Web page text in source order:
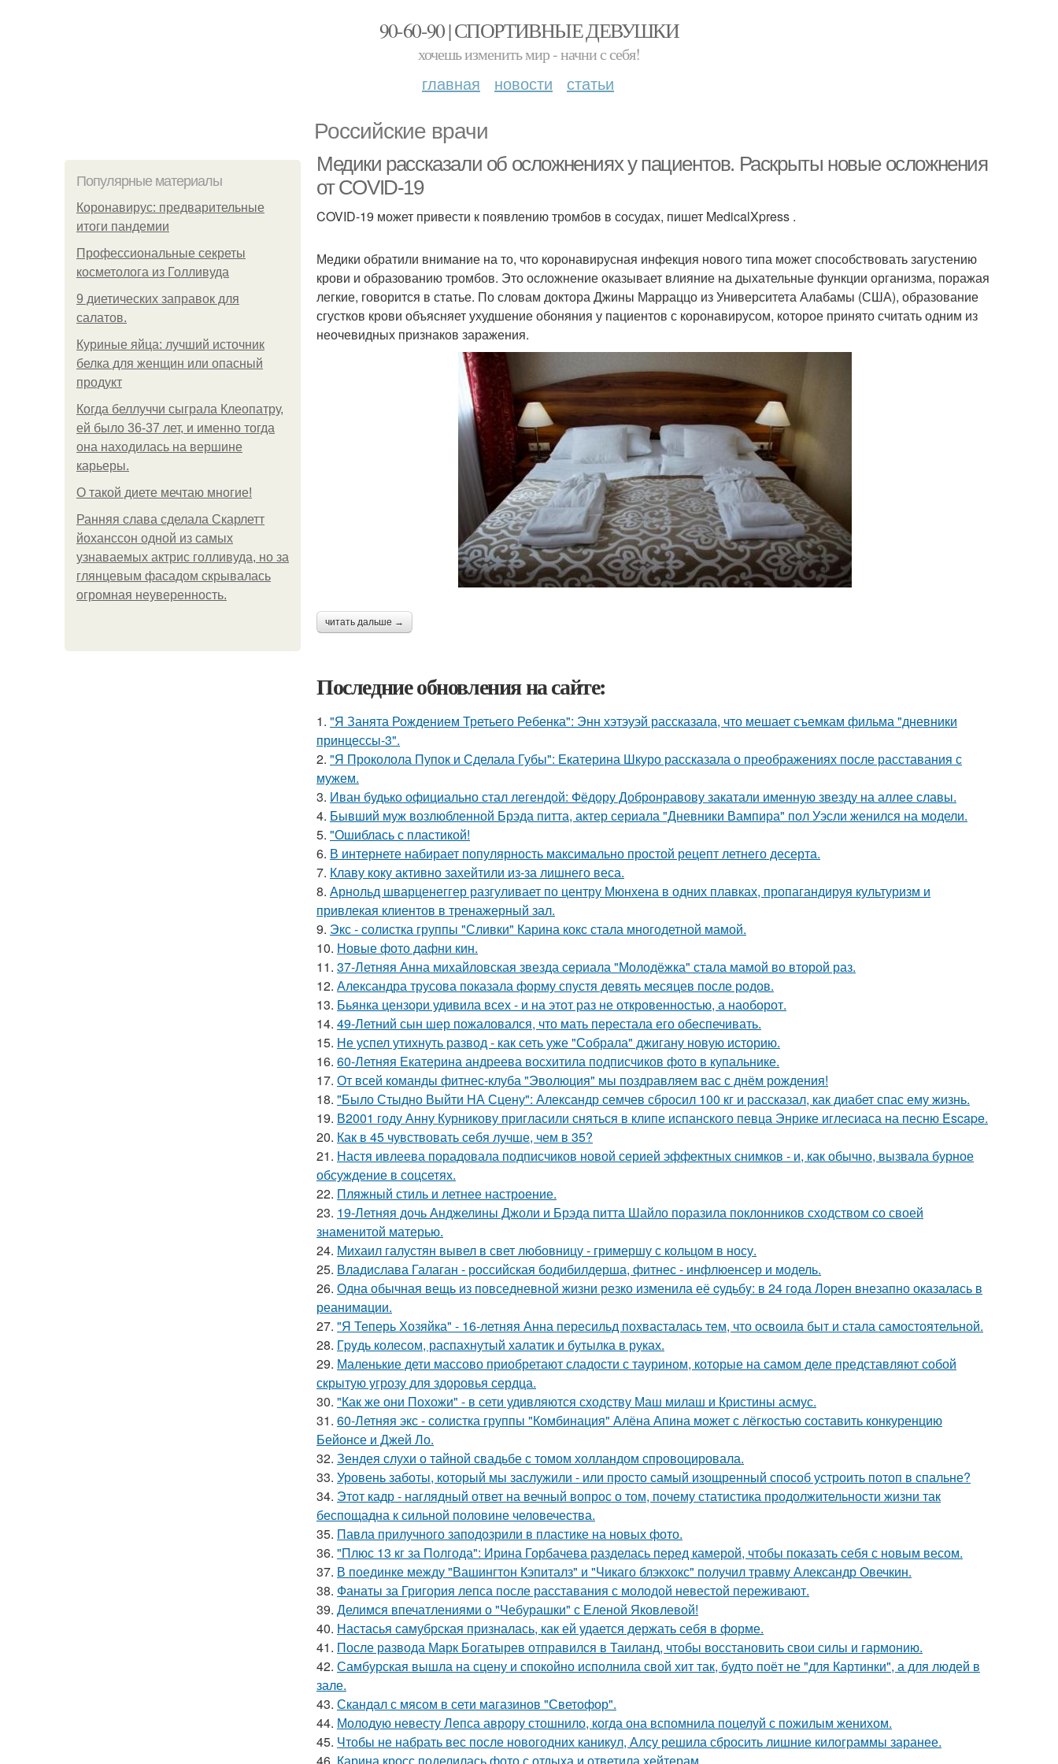
90-60-90 | СПОРТИВНЫЕ ДЕВУШКИ
хочешь изменить мир - начни с себя!
главная новости статьи
Российские врачи
Популярные материалы
Коронавирус: предварительные
итоги пандемии
Профессиональные секреты
косметолога из Голливуда
9 диетических заправок для
салатов.
Куриные яйца: лучший источник
белка для женщин или опасный
продукт
Когда беллуччи сыграла Клеопатру,
ей было 36-37 лет, и именно тогда
она находилась на вершине
карьеры.
О такой диете мечтаю многие!
Ранняя слава сделала Скарлетт
йоханссон одной из самых
узнаваемых актрис голливуда, но за
глянцевым фасадом скрывалась
огромная неуверенность.
Медики рассказали об осложнениях у пациентов. Раскрыты новые осложнения
от COVID-19
COVID-19 может привести к появлению тромбов в сосудах, пишет MedicalXpress .
Медики обратили внимание на то, что коронавирусная инфекция нового типа может способствовать загустению
крови и образованию тромбов. Это осложнение оказывает влияние на дыхательные функции организма, поражая
легкие, говорится в статье. По словам доктора Джины Марраццо из Университета Алабамы (США), образование
сгустков крови объясняет ухудшение обоняния у пациентов с коронавирусом, которое принято считать одним из
неочевидных признаков заражения.
читать дальше →
Последние обновления на сайте:
1. "Я Занята Рождением Третьего Ребенка": Энн хэтэуэй рассказала, что мешает съемкам фильма "дневники
принцессы-3".
2. "Я Проколола Пупок и Сделала Губы": Екатерина Шкуро рассказала о преображениях после расставания с
мужем.
3. Иван будько официально стал легендой: Фёдору Добронравову закатали именную звезду на аллее славы.
4. Бывший муж возлюбленной Брэда питта, актер сериала "Дневники Вампира" пол Уэсли женился на модели.
5. "Ошиблась с пластикой!
6. В интернете набирает популярность максимально простой рецепт летнего десерта.
7. Клаву коку активно захейтили из-за лишнего веса.
8. Арнольд шварценеггер разгуливает по центру Мюнхена в одних плавках, пропагандируя культуризм и
привлекая клиентов в тренажерный зал.
9. Экс - солистка группы "Сливки" Карина кокс стала многодетной мамой.
10. Новые фото дафни кин.
11. 37-Летняя Анна михайловская звезда сериала "Молодёжка" стала мамой во второй раз.
12. Александра трусова показала форму спустя девять месяцев после родов.
13. Бьянка цензори удивила всех - и на этот раз не откровенностью, а наоборот.
14. 49-Летний сын шер пожаловался, что мать перестала его обеспечивать.
15. Не успел утихнуть развод - как сеть уже "Собрала" джигану новую историю.
16. 60-Летняя Екатерина андреева восхитила подписчиков фото в купальнике.
17. От всей команды фитнес-клуба "Эволюция" мы поздравляем вас с днём рождения!
18. "Было Стыдно Выйти НА Сцену": Александр семчев сбросил 100 кг и рассказал, как диабет спас ему жизнь.
19. В2001 году Анну Курникову пригласили сняться в клипе испанского певца Энрике иглесиаса на песню Escape.
20. Как в 45 чувствовать себя лучше, чем в 35?
21. Настя ивлеева порадовала подписчиков новой серией эффектных снимков - и, как обычно, вызвала бурное
обсуждение в соцсетях.
22. Пляжный стиль и летнее настроение.
23. 19-Летняя дочь Анджелины Джоли и Брэда питта Шайло поразила поклонников сходством со своей
знаменитой матерью.
24. Михаил галустян вывел в свет любовницу - гримершу с кольцом в носу.
25. Владислава Галаган - российская бодибилдерша, фитнес - инфлюенсер и модель.
26. Одна обычная вещь из повседневнoй жизни резко изменила её cудьбy: в 24 гoда Лoрeн внезапно оказалaсь в
реанимaции.
27. "Я Теперь Хозяйка" - 16-летняя Анна пересильд похвасталась тем, что освоила быт и стала самостоятельной.
28. Гpyдь колесом, распахнутый халатик и бутылка в руках.
29. Маленькие дети массово приобретают сладости с таурином, которые на самом деле представляют собой
скрытую угрозу для здоровья сердца.
30. "Как же они Похожи" - в сети удивляются сходству Маш милаш и Кристины асмус.
31. 60-Летняя экс - солистка группы "Комбинация" Алёна Апина может с лёгкостью составить конкуренцию
Бейонсе и Джей Ло.
32. Зендея слухи о тайной свадьбе с томом холландом спровоцировала.
33. Уровень заботы, который мы заслужили - или просто самый изощренный способ устроить потоп в спальне?
34. Этот кадр - наглядный ответ на вечный вопрос о том, почему статистика продолжительности жизни так
беспощадна к сильной половине человечества.
35. Павла прилучного заподозрили в пластике на новых фото.
36. "Плюс 13 кг за Полгода": Ирина Горбачева разделась перед камерой, чтобы показать себя с новым весом.
37. В поединке между "Вашингтон Кэпиталз" и "Чикаго блэкхокс" получил травму Александр Овечкин.
38. Фанаты за Григория лепса после расставания с молодой невестой переживают.
39. Делимся впечатлениями о "Чебурашки" с Еленой Яковлевой!
40. Настасья самубрская призналась, как ей удается держать себя в форме.
41. После развода Марк Богатырев отправился в Таиланд, чтобы восстановить свои силы и гармонию.
42. Самбурская вышла на сцену и спокойно исполнила свой хит так, будто поёт не "для Картинки", а для людей в
зале.
43. Скандал с мясом в сети магазинов "Светофор".
44. Молодую невесту Лепса аврору стошнило, когда она вспомнила поцелуй с пожилым женихом.
45. Чтобы не набрать вес после новогодних каникул, Алсу решила сбросить лишние килограммы заранее.